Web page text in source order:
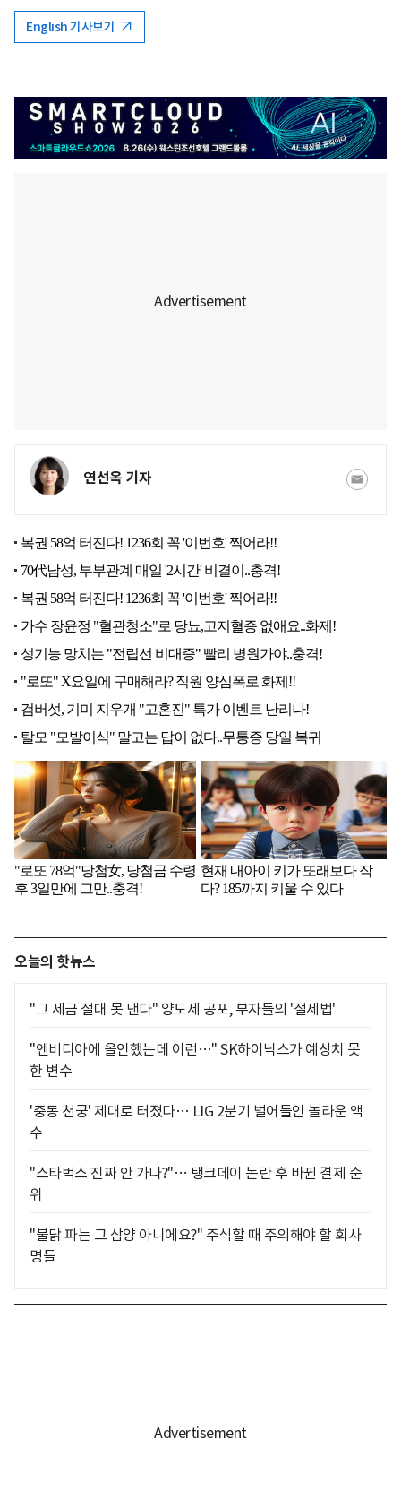
English 기사보기
연선옥 기자
오늘의 핫뉴스
"그 세금 절대 못 낸다" 양도세 공포, 부자들의 '절세법'
"엔비디아에 올인했는데 이런…" SK하이닉스가 예상치 못
한 변수
'중동 천궁' 제대로 터졌다… LIG 2분기 벌어들인 놀라운 액
수
"스타벅스 진짜 안 가나?"… 탱크데이 논란 후 바뀐 결제 순
위
"불닭 파는 그 삼양 아니에요?" 주식할 때 주의해야 할 회사
명들